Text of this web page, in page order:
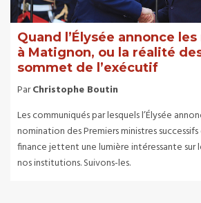
Quand l’Élysée annonce
à Matignon, ou la réalité
sommet de l’exécutif
ParChristophe Boutin
Les communiqués par lesquels l’Élysée
nomination des Premiers ministres
finance jettent une lumière intéressante
nos institutions. Suivons-les.